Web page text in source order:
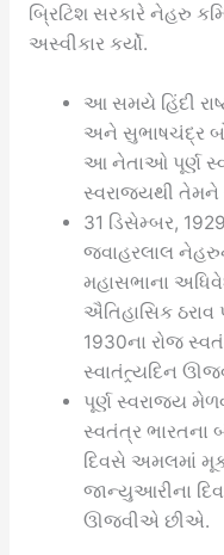
બ્રિટિશ સરકારે નેહરુ
અસ્વીકાર કર્યો.
આ સમયે હિંદી
અને સુભાષચંદ્ર
આ નેતાઓ પૂર્ણ
સ્વરાજ્યથી તેમને
31 ડિસેમ્બર,
જવાહરલાલ
મહાસભાના
ઐતિહાસિક
1930ના રોજ
સ્વાતંત્ર્યદિન
પૂર્ણ સ્વરાજ્ય
સ્વતંત્ર ભારતના
દિવસે અમલમાં
જાન્યુઆરીના
ઊજવીએ છીએ.